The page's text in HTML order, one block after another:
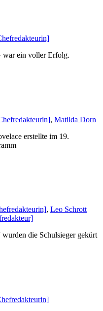
war ein voller Erfolg.
, Matilda Dorn
erstellte im 19.
, Leo Schrott
die Schulsieger gekürt